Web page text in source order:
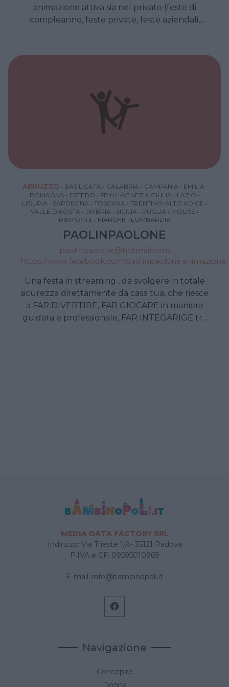
animazione attiva sia nel privato (feste di
compleanno, feste private, feste aziendali,
nei parchi divertimenti, nei resort e nei villaggi
ABRUZZO • BASILICATA • CALABRIA • CAMPANIA • EMILIA-
ROMAGNA • ESTERO • FRIULI-VENEZIA GIULIA • LAZIO •
LIGURIA • SARDEGNA • TOSCANA • TRENTINO-ALTO ADIGE •
VALLE D'AOSTA • UMBRIA • SICILIA • PUGLIA • MOLISE •
PIEMONTE • MARCHE • LOMBARDIA
PAOLINPAOLONE
paolinpaolone@hotmail.com
https://www.facebook.com/paolinpaolone.animazione
Una festa in streaming , da svolgere in totale
sicurezza direttamente da casa tua, che riesce
a FAR DIVERTIRE, FAR GIOCARE in maniera
guidata e professionale, FAR INTEGARIGE tra
volta riuniti tutti gli invitati l’animatore darà
inizio alla festa, con giochi , balli e tanto
minuti, un pomeriggio diverso per rendere
speciale il tuo compleanno.
MEDIA DATA FACTORY SRL
Indirizzo: Via Trieste 1/A- 35121 Padova
P.IVA e CF: 09595010969
E-mail: info@bambinopoli.it
Navigazione
Concepire
Donna